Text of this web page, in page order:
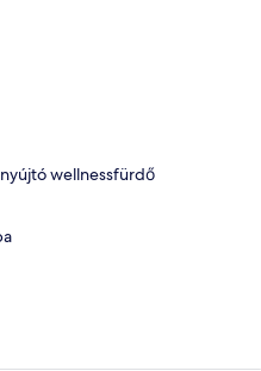
wellnessfürdő